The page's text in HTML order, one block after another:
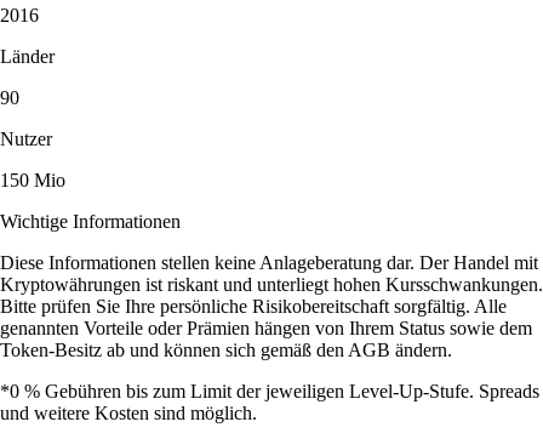
2016
Länder
90
Nutzer
150 Mio
Wichtige Informationen
Diese Informationen stellen keine Anlageberatung dar. Der Handel mit
Kryptowährungen ist riskant und unterliegt hohen Kursschwankungen.
Bitte prüfen Sie Ihre persönliche Risikobereitschaft sorgfältig. Alle
genannten Vorteile oder Prämien hängen von Ihrem Status sowie dem
Token-Besitz ab und können sich gemäß den AGB ändern.
*0 % Gebühren bis zum Limit der jeweiligen Level-Up-Stufe. Spreads
und weitere Kosten sind möglich.